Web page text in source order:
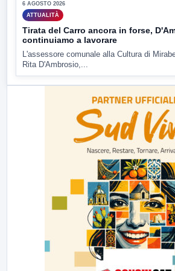
6 AGOSTO 2026
ATTUALITÀ
Tirata del Carro ancora in forse,
continuiamo a lavorare
L'assessore comunale alla Cultura di
Rita D'Ambrosio,...